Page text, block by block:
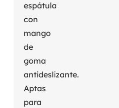
espátula
con
mango
de
goma
antideslizante.
Aptas
para